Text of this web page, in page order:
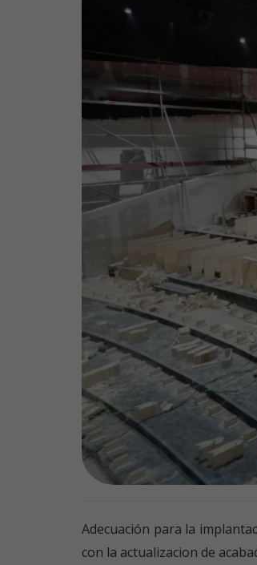
Adecuación para la
con la actualizacion de